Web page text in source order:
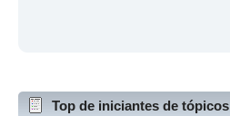
Top de iniciantes de tópicos